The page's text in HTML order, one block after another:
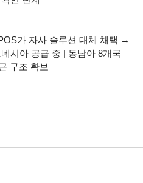
가 자사 솔루션 대체 채택 →
시아 공급 중 | 동남아 8개국
구조 확보